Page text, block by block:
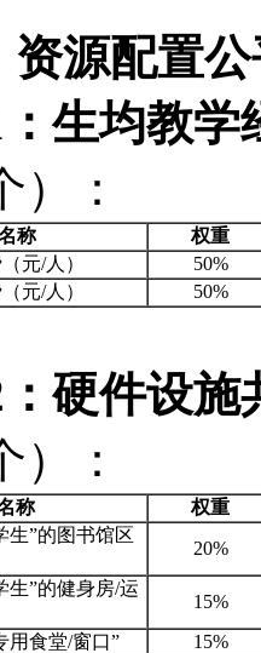
资源配置
：生均教
）：
称
权重
元/人）
50%
元/人） 50%
：硬件设
）：
称
权重
生”的图书馆区
20%
生”的健身房/运
15%
用食堂/窗口”
15%